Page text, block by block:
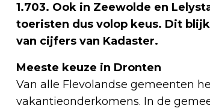
1.703. Ook in Zeewolde en
toeristen dus volop keus. Dit
van cijfers van Kadaster.
Meeste keuze in Dronten
Van alle Flevolandse gemeenten
vakantieonderkomens. In de